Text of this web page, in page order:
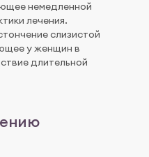
немедленной
лечения.
слизистой
у женщин в
длительной